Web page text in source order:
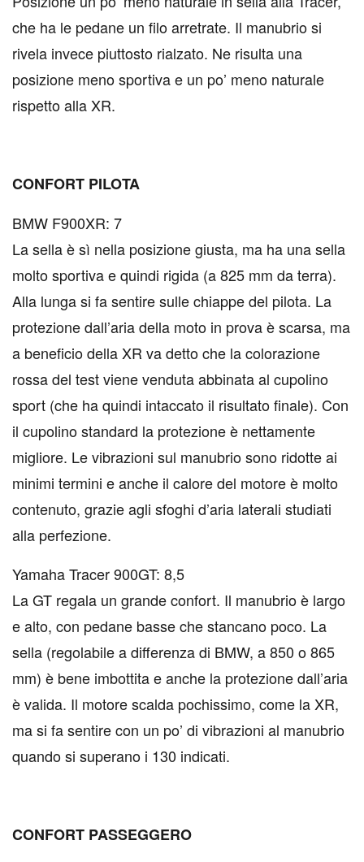
che ha le pedane un filo arretrate. Il manubrio si
rivela invece piuttosto rialzato. Ne risulta una
posizione meno sportiva e un po’ meno naturale
rispetto alla XR.
CONFORT PILOTA
BMW F900XR: 7
La sella è sì nella posizione giusta, ma ha una sella
molto sportiva e quindi rigida (a 825 mm da terra).
Alla lunga si fa sentire sulle chiappe del pilota. La
protezione dall’aria della moto in prova è scarsa, ma
a beneficio della XR va detto che la colorazione
rossa del test viene venduta abbinata al cupolino
sport (che ha quindi intaccato il risultato finale). Con
il cupolino standard la protezione è nettamente
migliore. Le vibrazioni sul manubrio sono ridotte ai
minimi termini e anche il calore del motore è molto
contenuto, grazie agli sfoghi d’aria laterali studiati
alla perfezione.
Yamaha Tracer 900GT: 8,5
La GT regala un grande confort. Il manubrio è largo
e alto, con pedane basse che stancano poco. La
sella (regolabile a differenza di BMW, a 850 o 865
mm) è bene imbottita e anche la protezione dall’aria
è valida. Il motore scalda pochissimo, come la XR,
ma si fa sentire con un po’ di vibrazioni al manubrio
quando si superano i 130 indicati.
CONFORT PASSEGGERO